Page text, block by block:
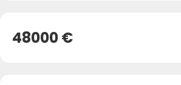
48000 €